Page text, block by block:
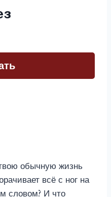
обычную жизнь
всё с ног на
словом? И что